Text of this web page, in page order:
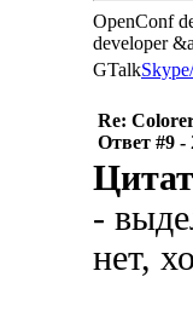
OpenConf
developer
GTalk
Re:
Ответ #9 -
-
нет,